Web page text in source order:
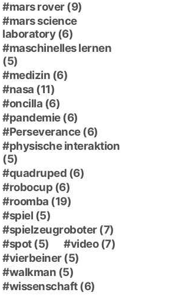
mars rover(9)
mars science
laboratory(6)
maschinelles lernen
(5)
medizin (6)
nasa (11)
oncilla (6)
pandemie(6)
Perseverance(6)
physische interaktion
(5)
quadruped (6)
robocup (6)
roomba (19)
spiel (5)
spielzeugroboter(7)
spot(5) video(7)
vierbeiner(5)
walkman (5)
wissenschaft(6)